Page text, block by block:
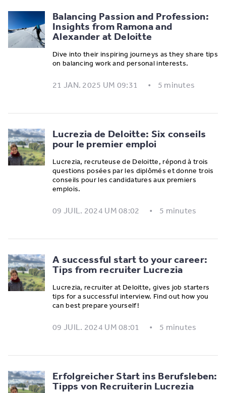
Balancing Passion and Profession:
Insights from Ramona and
Alexander at Deloitte
Dive into their inspiring journeys as they share tips
on balancing work and personal interests.
21 JAN. 2025 UM 09:31 5 minutes
Lucrezia de Deloitte: Six conseils
pour le premier emploi
Lucrezia, recruteuse de Deloitte, répond à trois
questions posées par les diplômés et donne trois
conseils pour les candidatures aux premiers
emplois.
09 JUIL. 2024 UM 08:02 5 minutes
A successful start to your career:
Tips from recruiter Lucrezia
Lucrezia, recruiter at Deloitte, gives job starters
tips for a successful interview. Find out how you
can best prepare yourself!
09 JUIL. 2024 UM 08:01 5 minutes
Erfolgreicher Start ins Berufsleben:
Tipps von Recruiterin Lucrezia